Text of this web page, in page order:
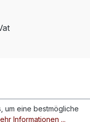
um eine bestmögliche
Informationen ...